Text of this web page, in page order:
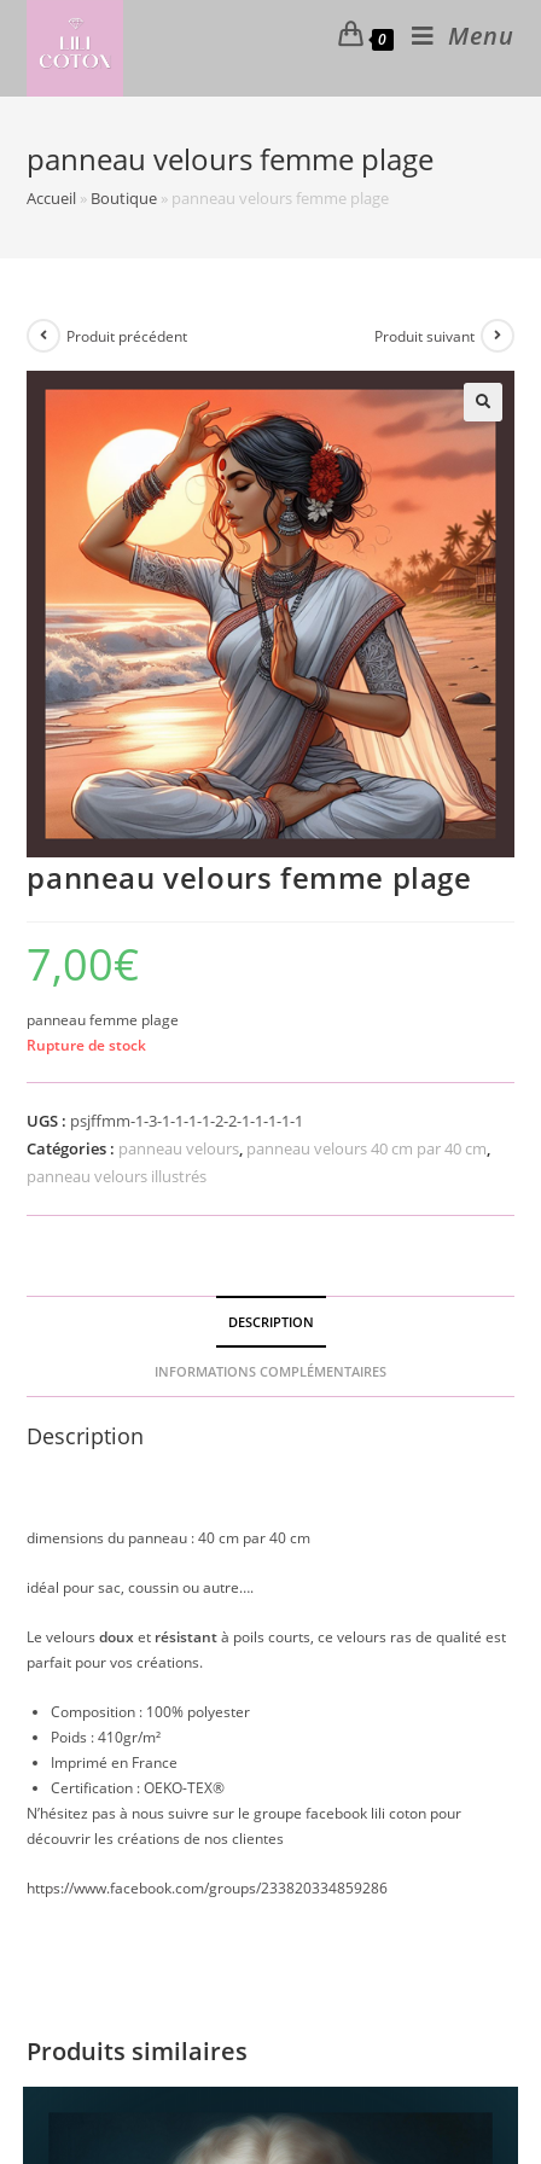
content
0 Menu
panneau velours femme plage
Accueil » Boutique » panneau velours femme plage
Produit précédent Produit suivant
🔍
panneau velours femme plage
7,00€
panneau femme plage
Rupture de stock
UGS : psjffmm-1-3-1-1-1-1-2-2-1-1-1-1-1
Catégories : panneau velours, panneau velours 40 cm par 40 cm,
panneau velours illustrés
DESCRIPTION
INFORMATIONS COMPLÉMENTAIRES
Description
dimensions du panneau : 40 cm par 40 cm
idéal pour sac, coussin ou autre….
Le veloursdouxet résistantà poils courts, ce velours ras de qualité est
parfait pour vos créations.
Composition : 100% polyester
Poids : 410gr/m²
Imprimé en France
Certification : OEKO-TEX®
N’hésitez pas à nous suivre sur le groupe facebook lili coton pour
découvrir les créations de nos clientes
https://www.facebook.com/groups/233820334859286
Produits similaires